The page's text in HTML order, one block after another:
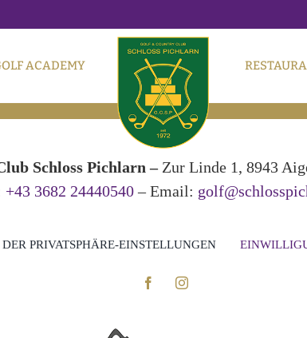
ACADEMY
Schloss Pichlarn – Zur Linde 1, 8943
+43 3682 24440540– Email:
PRIVATSPHÄRE-EINSTELLUNGEN